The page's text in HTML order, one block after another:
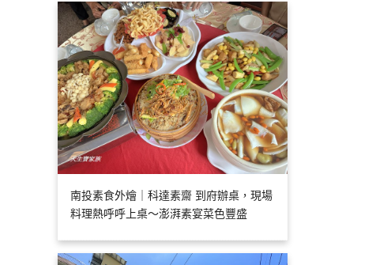
南投素食外燴｜科達素齋 到府辦桌，現場
料理熱呼呼上桌～澎湃素宴菜色豐盛